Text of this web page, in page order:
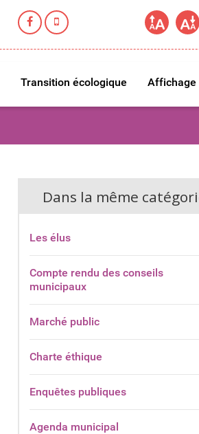
Transition écologique Affichage
Dans la même
Les élus
Compte rendu des conseils
municipaux
Marché public
Charte éthique
Enquêtes publiques
Agenda municipal